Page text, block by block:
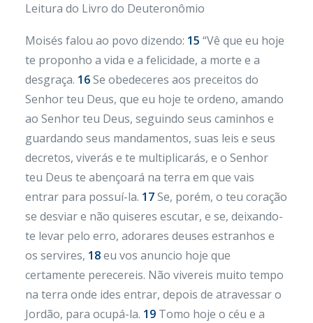
Leitura do Livro do Deuteronômio
Moisés falou ao povo dizendo: 15 “Vê que eu hoje
te proponho a vida e a felicidade, a morte e a
desgraça. 16Se obedeceres aos preceitos do
Senhor teu Deus, que eu hoje te ordeno, amando
ao Senhor teu Deus, seguindo seus caminhos e
guardando seus mandamentos, suas leis e seus
decretos, viverás e te multiplicarás, e o Senhor
teu Deus te abençoará na terra em que vais
entrar para possuí-la. 17Se, porém, o teu coração
se desviar e não quiseres escutar, e se, deixando-
te levar pelo erro, adorares deuses estranhos e
os servires, 18eu vos anuncio hoje que
certamente perecereis. Não vivereis muito tempo
na terra onde ides entrar, depois de atravessar o
Jordão, para ocupá-la. 19 Tomo hoje o céu e a